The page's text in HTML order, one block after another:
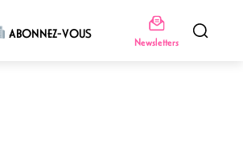
ABONNEZ-VOUS
Newsletters